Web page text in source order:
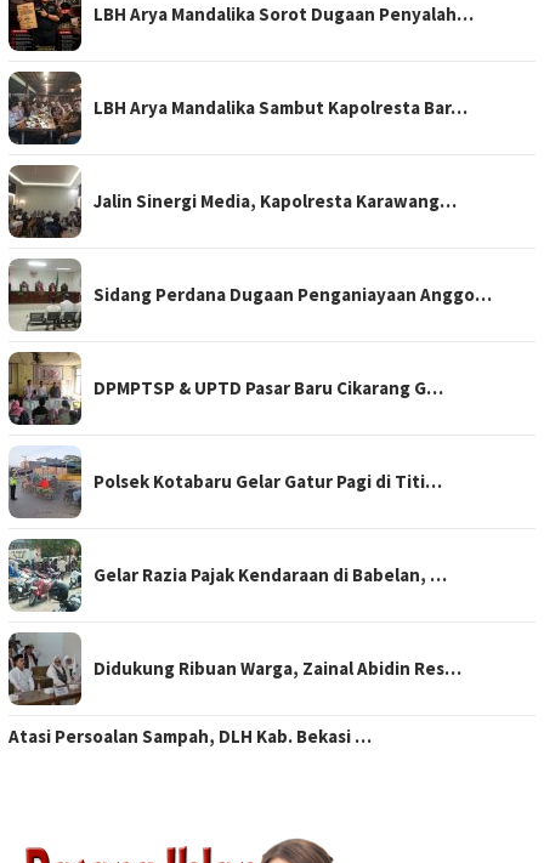
LBH Arya Mandalika Sorot Dugaan Penyalah…
LBH Arya Mandalika Sambut Kapolresta Bar…
Jalin Sinergi Media, Kapolresta Karawang…
Sidang Perdana Dugaan Penganiayaan Anggo…
DPMPTSP & UPTD Pasar Baru Cikarang G…
Polsek Kotabaru Gelar Gatur Pagi di Titi…
Gelar Razia Pajak Kendaraan di Babelan, …
Didukung Ribuan Warga, Zainal Abidin Res…
Atasi Persoalan Sampah, DLH Kab. Bekasi …